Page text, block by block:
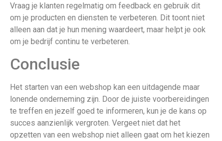
Vraag je klanten regelmatig om feedback en gebruik dit
om je producten en diensten te verbeteren. Dit toont niet
alleen aan dat je hun mening waardeert, maar helpt je ook
om je bedrijf continu te verbeteren.
Conclusie
Het starten van een webshop kan een uitdagende maar
lonende onderneming zijn. Door de juiste voorbereidingen
te treffen en jezelf goed te informeren, kun je de kans op
succes aanzienlijk vergroten. Vergeet niet dat het
opzetten van een webshop niet alleen gaat om het kiezen